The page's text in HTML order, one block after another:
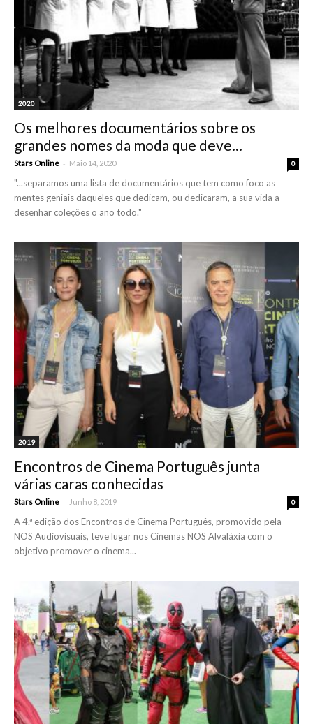
2020
Os melhores documentários sobre os
grandes nomes da moda que deve...
Stars Online - Maio 14, 2020 0
"...separamos uma lista de documentários que tem como foco as
mentes geniais daqueles que dedicam, ou dedicaram, a sua vida a
desenhar coleções o ano todo."
2019
Encontros de Cinema Português junta
várias caras conhecidas
Stars Online - Junho 8, 2019 0
A 4.ª edição dos Encontros de Cinema Português, promovido pela
NOS Audiovisuais, teve lugar nos Cinemas NOS Alvaláxia com o
objetivo promover o cinema...